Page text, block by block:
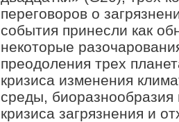
переговоров о
события принесли как
некоторые
преодоления трех
кризиса изменения
среды,
кризиса загрязнения и